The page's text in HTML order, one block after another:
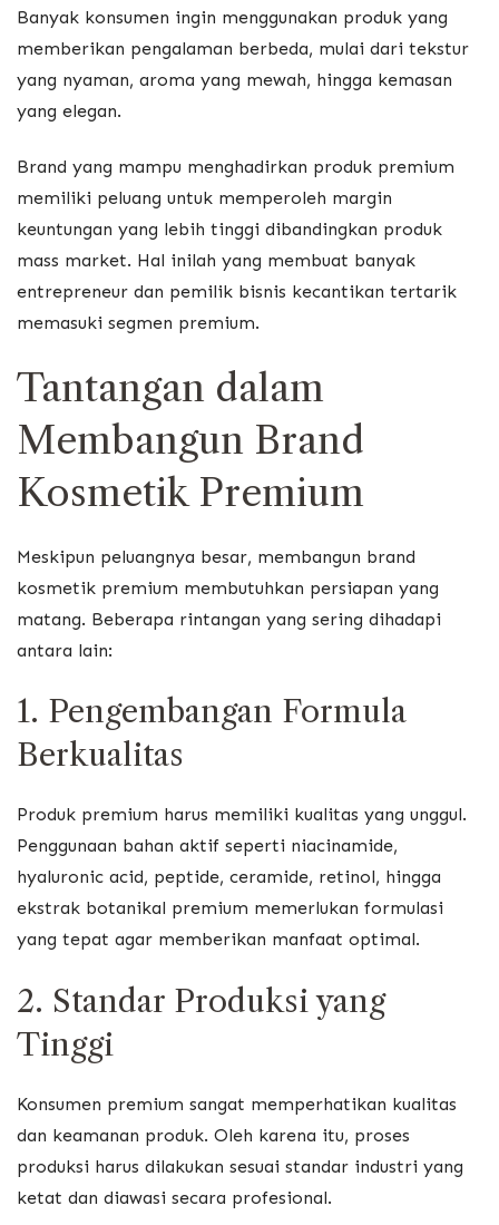
Banyak konsumen ingin menggunakan produk yang
memberikan pengalaman berbeda, mulai dari tekstur
yang nyaman, aroma yang mewah, hingga kemasan
yang elegan.
Brand yang mampu menghadirkan produk premium
memiliki peluang untuk memperoleh margin
keuntungan yang lebih tinggi dibandingkan produk
mass market. Hal inilah yang membuat banyak
entrepreneur dan pemilik bisnis kecantikan tertarik
memasuki segmen premium.
Tantangan dalam
Membangun Brand
Kosmetik Premium
Meskipun peluangnya besar, membangun brand
kosmetik premium membutuhkan persiapan yang
matang. Beberapa rintangan yang sering dihadapi
antara lain:
1. Pengembangan Formula
Berkualitas
Produk premium harus memiliki kualitas yang unggul.
Penggunaan bahan aktif seperti niacinamide,
hyaluronic acid, peptide, ceramide, retinol, hingga
ekstrak botanikal premium memerlukan formulasi
yang tepat agar memberikan manfaat optimal.
2. Standar Produksi yang
Tinggi
Konsumen premium sangat memperhatikan kualitas
dan keamanan produk. Oleh karena itu, proses
produksi harus dilakukan sesuai standar industri yang
ketat dan diawasi secara profesional.